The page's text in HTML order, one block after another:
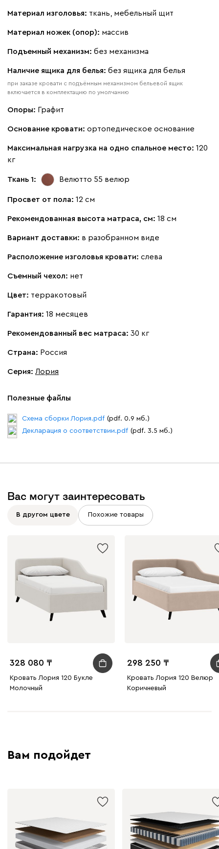
Бежевый Вишневый Голубой Графит
Кларинс
100
Виридис Клэй Мустард Оранж
Вайт Латте
Материал изголовья: ткань, мебельный щит
Материал ножек (опор): массив
Подъемный механизм: без механизма
Наличие ящика для белья: без ящика для белья
при заказе кровати с подъёмным механизмом бельевой ящик
включается в комплектацию по умолчанию
Опоры: Графит
Основание кровати: ортопедическое основание
Максимальная нагрузка на одно спальное место: 120
кг
Ткань 1: Велютто 55 велюр
Просвет от пола: 12 см
Рекомендованная высота матраса, см: 18 см
Вариант доставки: в разобранном виде
Расположение изголовья кровати: слева
Съемный чехол: нет
Цвет: терракотовый
Гарантия: 18 месяцев
Рекомендованный вес матраса: 30 кг
Страна: Россия
Серия: Лория
Полезные файлы
Схема сборки Лория.pdf (pdf. 0.9 мб.)
Декларация о соответствии.pdf (pdf. 3.5 мб.)
Вас могут заинтересовать
В другом цвете Похожие товары
328 080
Кровать Лория 120 Букле
Молочный
298 250
Кровать Лория 120 Велюр
Коричневый
Вам подойдет